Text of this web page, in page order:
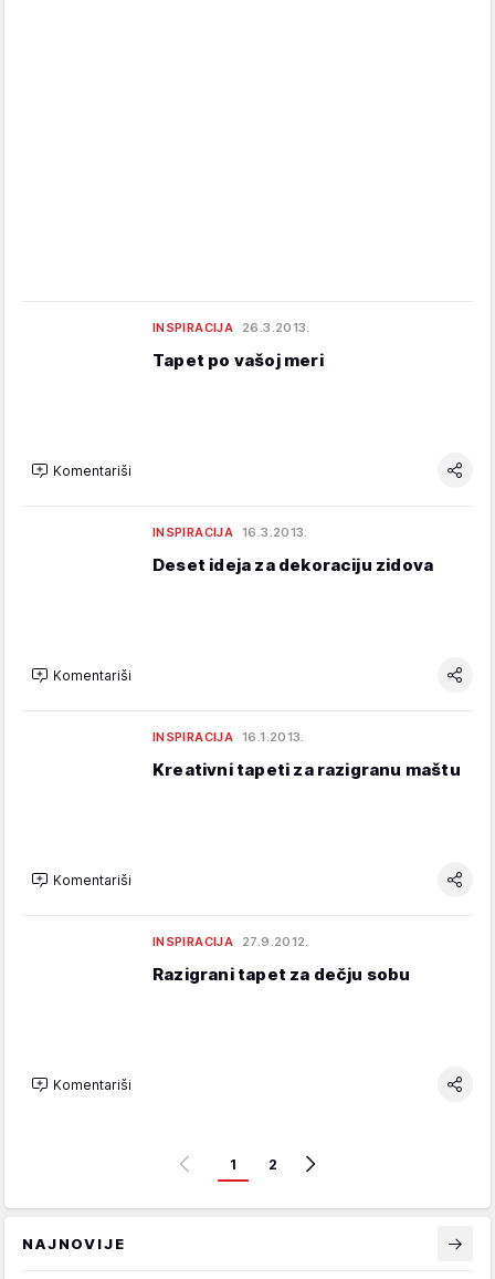
INSPIRACIJA 26.3.2013.
Tapet po vašoj meri
Komentariši
INSPIRACIJA 16.3.2013.
Deset ideja za dekoraciju zidova
Komentariši
INSPIRACIJA 16.1.2013.
Kreativni tapeti za razigranu maštu
Komentariši
INSPIRACIJA 27.9.2012.
Razigrani tapet za dečju sobu
Komentariši
1 2
NAJNOVIJE